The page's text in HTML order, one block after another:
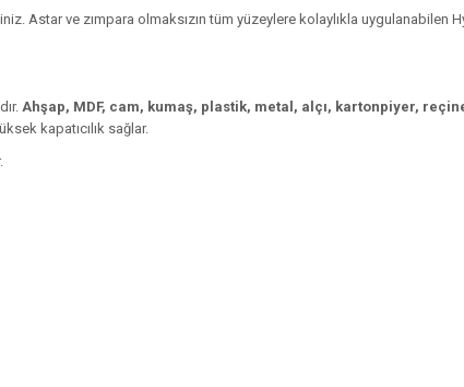
Astar ve zımpara olmaksızın tüm yüzeylere kolaylıkla uygulanabilen
Ahşap, MDF, cam, kumaş, plastik, metal, alçı, kartonpiyer,
kapatıcılık sağlar.